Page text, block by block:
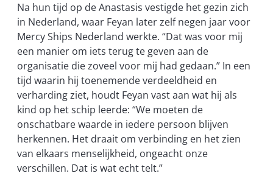
Na hun tijd op de Anastasis vestigde het gezin zich
in Nederland, waar Feyan later zelf negen jaar voor
Mercy Ships Nederland werkte. “Dat was voor mij
een manier om iets terug te geven aan de
organisatie die zoveel voor mij had gedaan.” In een
tijd waarin hij toenemende verdeeldheid en
verharding ziet, houdt Feyan vast aan wat hij als
kind op het schip leerde: “We moeten de
onschatbare waarde in iedere persoon blijven
herkennen. Het draait om verbinding en het zien
van elkaars menselijkheid, ongeacht onze
verschillen. Dat is wat echt telt.”